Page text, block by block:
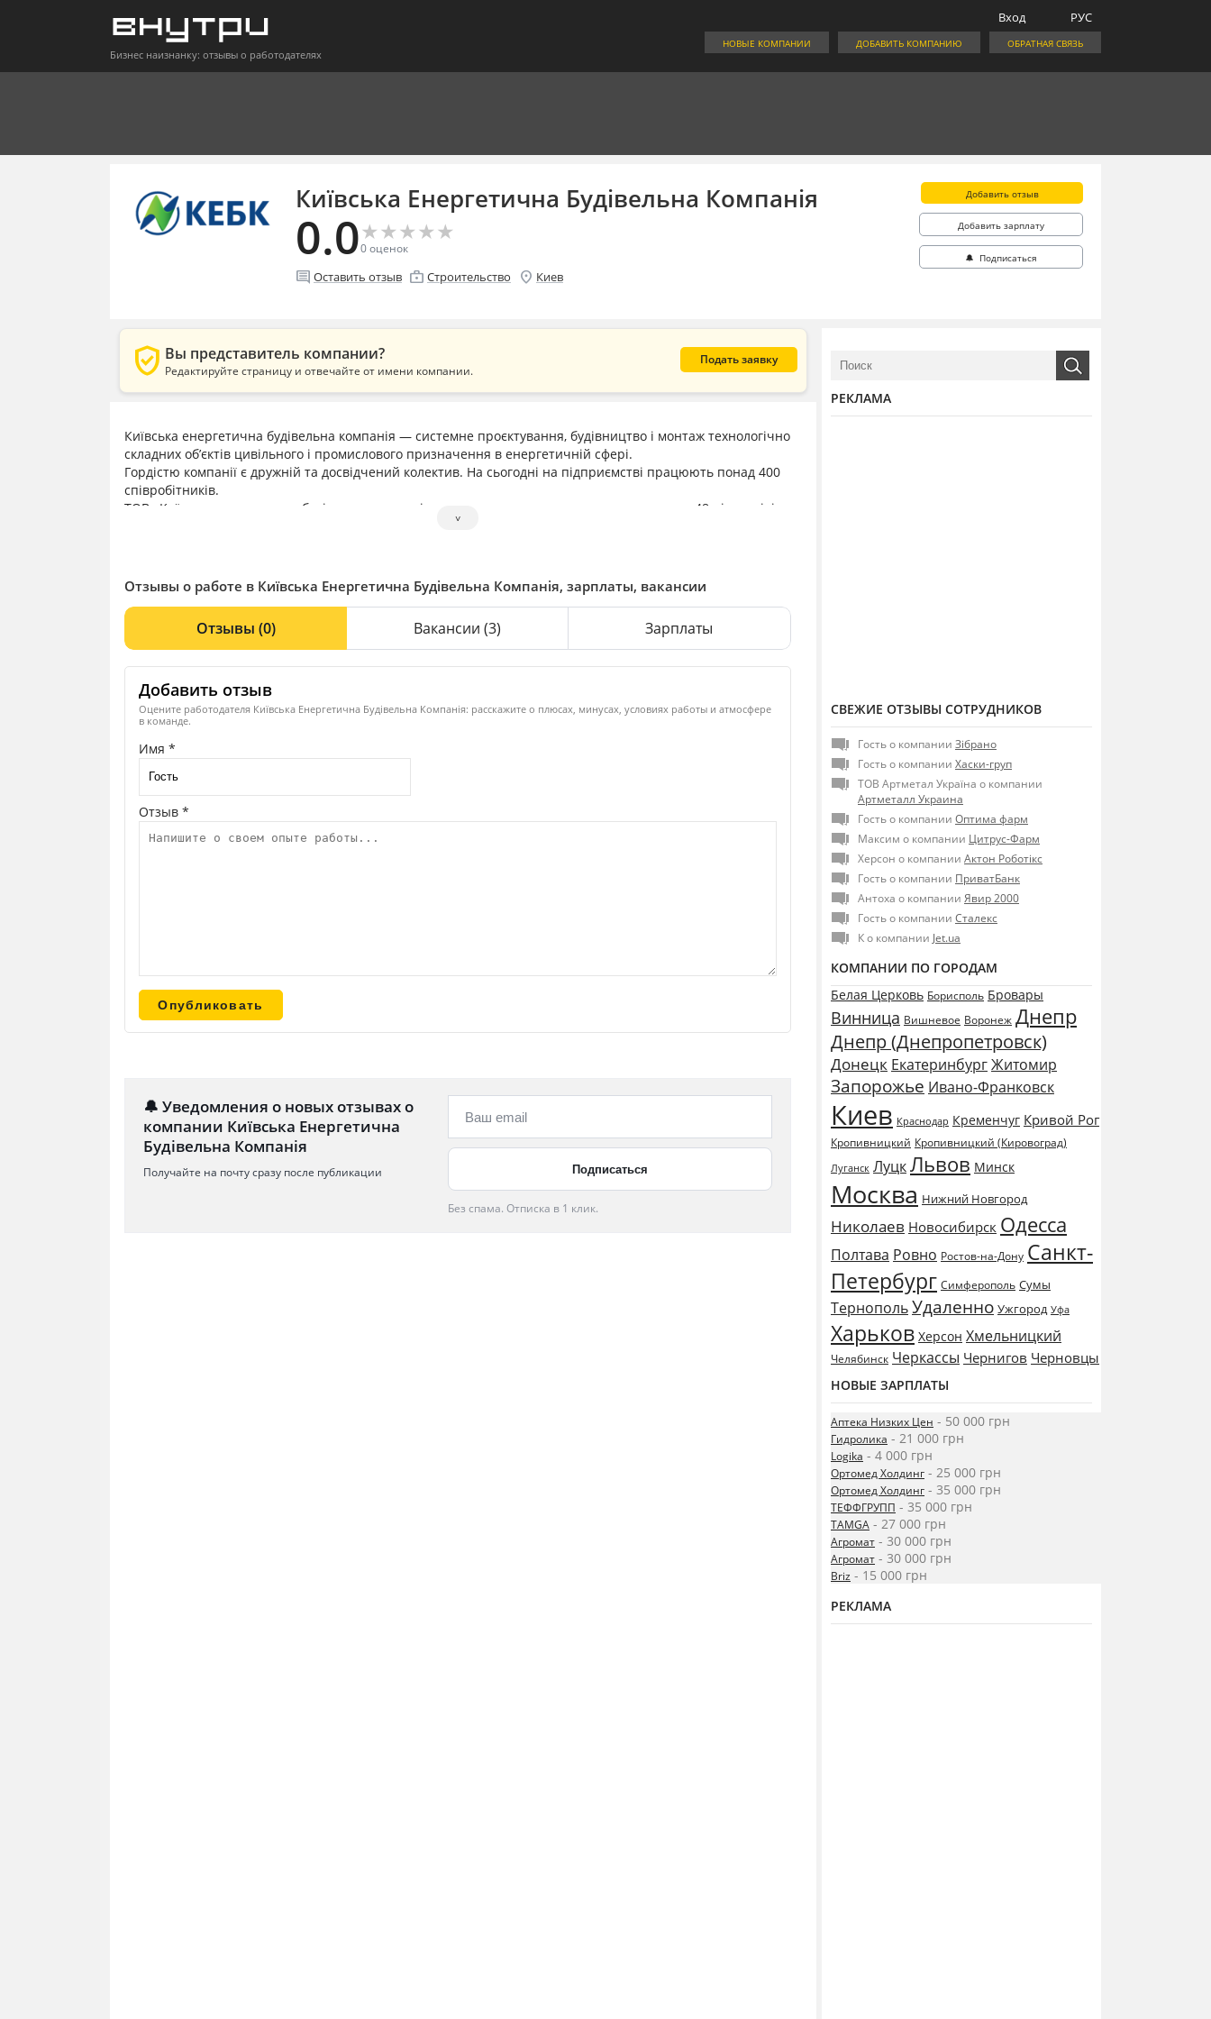
Бизнес наизнанку: отзывы о работодателях
РУС
Вход
ОБРАТНАЯ СВЯЗЬ
ДОБАВИТЬ КОМПАНИЮ
НОВЫЕ КОМПАНИИ
Київська Енергетична Будівельна Компанія
0.0★
★★
★★
★★
★★
★
0оценок
comment Оставить отзыв enterprise Строительство location_on Киев
Добавить отзыв
Добавить зарплату
🔔 Подписаться
verified_user Вы представитель компании?
Редактируйте страницу и отвечайте от имени компании.
Подать заявку
Київська енергетична будівельна компанія — системне проєктування, будівництво і монтаж технологічно
складних об’єктів цивільного і промислового призначення в енергетичній сфері.
Гордістю компанії є дружній та досвідчений колектив. На сьогодні на підприємстві працюють понад 400
співробітників.
ТОВ «Київська енергетична будівельна компанія» має розгалужену структуру, що охоплює 48 підрозділів,
плідна та злагоджена праця яких дає змогу виконувати складні енергетичні об’єкти в повному циклі.
˅
Отзывы о работе в Київська Енергетична Будівельна Компанія, зарплаты, вакансии
Отзывы (0) Вакансии (3) Зарплаты
Добавить отзыв
Оцените работодателя Київська Енергетична Будівельна Компанія: расскажите о плюсах, минусах, условиях работы и атмосфере
в команде.
Имя *
Отзыв *
🔔 Уведомления о новых отзывах о
компании Київська Енергетична
Будівельна Компанія
Получайте на почту сразу после публикации
Без спама. Отписка в 1 клик.
РЕКЛАМА
СВЕЖИЕ ОТЗЫВЫ СОТРУДНИКОВ
Гость о компании Зібрано
Гость о компании Хаски-груп
ТОВ Артметал Україна о компании
Артметалл Украина
Гость о компании Оптима фарм
Максим о компании Цитрус-Фарм
Херсон о компании Актон Роботікс
Гость о компании ПриватБанк
Антоха о компании Явир 2000
Гость о компании Сталекс
К о компании Jet.ua
КОМПАНИИ ПО ГОРОДАМ
Белая Церковь Борисполь Бровары
Винница Вишневое Воронеж Днепр
Днепр (Днепропетровск)
Донецк ЕкатеринбургЖитомир
Запорожье Ивано-Франковск
Киев Краснодар Кременчуг Кривой Рог
Кропивницкий Кропивницкий (Кировоград)
Луганск ЛуцкЛьвов Минск
Москва Нижний Новгород
Николаев Новосибирск Одесса
Полтава Ровно Ростов-на-Дону Санкт-
Петербург Симферополь Сумы
ТернопольУдаленно Ужгород Уфа
Харьков Херсон Хмельницкий
Челябинск Черкассы Чернигов Черновцы
НОВЫЕ ЗАРПЛАТЫ
Аптека Низких Цен - 50 000 грн
Гидролика - 21 000 грн
Logika - 4 000 грн
Ортомед Холдинг - 25 000 грн
Ортомед Холдинг - 35 000 грн
ТЕФФГРУПП - 35 000 грн
TAMGA - 27 000 грн
Агромат - 30 000 грн
Агромат - 30 000 грн
Briz - 15 000 грн
РЕКЛАМА